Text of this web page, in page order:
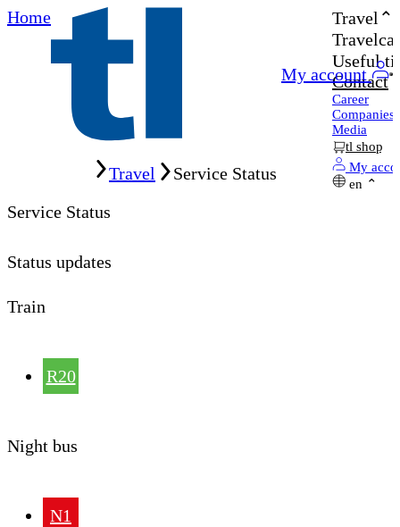
Home
My account
Travel
Useful
Contact
Career
Companies
Media
tl shop
My
en
Travel
Service Status
Service Status
Status updates
Train
R20
Night bus
N1